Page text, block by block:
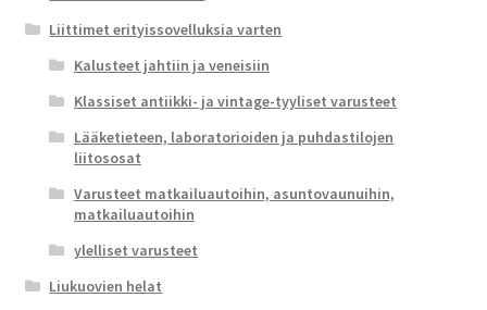
Liittimet erityissovelluksia varten
Kalusteet jahtiin ja veneisiin
Klassiset antiikki- ja vintage-tyyliset varusteet
Lääketieteen, laboratorioiden ja puhdastilojen
liitososat
Varusteet matkailuautoihin, asuntovaunuihin,
matkailuautoihin
ylelliset varusteet
Liukuovien helat